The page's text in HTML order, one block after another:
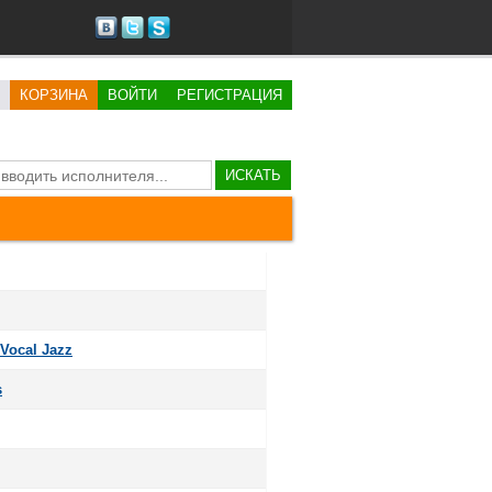
КОРЗИНА ВОЙТИ РЕГИСТРАЦИЯ
ИСКАТЬ
Vocal Jazz